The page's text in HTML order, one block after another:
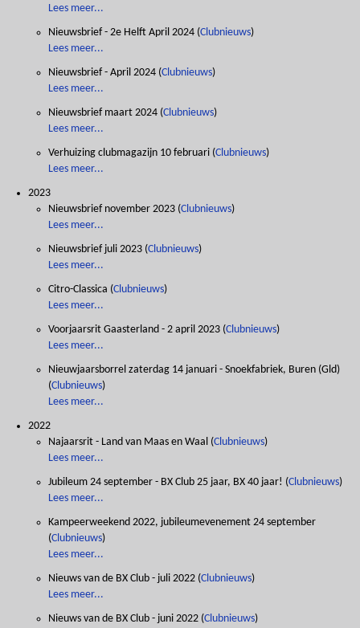
Lees meer...
Nieuwsbrief - 2e Helft April 2024 (Clubnieuws)
Lees meer...
Nieuwsbrief - April 2024 (Clubnieuws)
Lees meer...
Nieuwsbrief maart 2024 (Clubnieuws)
Lees meer...
Verhuizing clubmagazijn 10 februari (Clubnieuws)
Lees meer...
2023
Nieuwsbrief november 2023 (Clubnieuws)
Lees meer...
Nieuwsbrief juli 2023 (Clubnieuws)
Lees meer...
Citro-Classica (Clubnieuws)
Lees meer...
Voorjaarsrit Gaasterland - 2 april 2023 (Clubnieuws)
Lees meer...
Nieuwjaarsborrel zaterdag 14 januari - Snoekfabriek, Buren (Gld)
(Clubnieuws)
Lees meer...
2022
Najaarsrit - Land van Maas en Waal (Clubnieuws)
Lees meer...
Jubileum 24 september - BX Club 25 jaar, BX 40 jaar! (Clubnieuws)
Lees meer...
Kampeerweekend 2022, jubileumevenement 24 september
(Clubnieuws)
Lees meer...
Nieuws van de BX Club - juli 2022 (Clubnieuws)
Lees meer...
Nieuws van de BX Club - juni 2022 (Clubnieuws)